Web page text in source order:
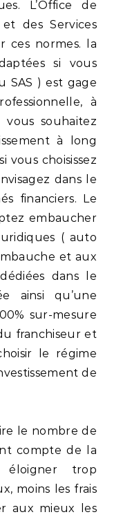
L’Office de
des Services
ces normes. la
si vous
SAS ) est gage
à
souhaitez
à long
vous choisissez
dans le
financiers. Le
embaucher
( auto
et aux
dans le
ainsi qu’une
sur-mesure
franchiseur et
le régime
de
le nombre de
compte de la
trop
moins les frais
aux mieux les